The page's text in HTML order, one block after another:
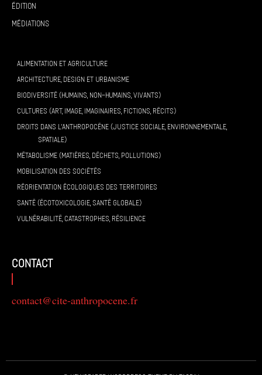
Édition
Médiations
ALIMENTATION ET AGRICULTURE
ARCHITECTURE, DESIGN ET URBANISME
BIODIVERSITÉ (HUMAINS, NON-HUMAINS, VIVANTS)
CULTURES (ART, IMAGE, IMAGINAIRES, FICTIONS, RÉCITS)
DROITS DANS L’ANTHROPOCÈNE (JUSTICE SOCIALE, ENVIRONNEMENTALE,
SPATIALE)
MÉTABOLISME (MATIÈRES, DÉCHETS, POLLUTIONS)
MOBILISATION DES SOCIÉTÉS
RÉORIENTATION ÉCOLOGIQUES DES TERRITOIRES
SANTÉ (ÉCOTOXICOLOGIE, SANTÉ GLOBALE)
VULNÉRABILITÉ, CATASTROPHES, RÉSILIENCE
contact
contact@cite-anthropocene.fr